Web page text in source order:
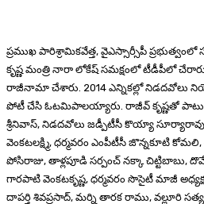
ప్రముఖ పారిశ్రామికవేత్త, వైఎస్సార్సీపీ
కృష్ణ మంత్రి నారా లోకేష్ సమక్షంలో టీడీపీలో
రాజీనామా చేశారు. 2014 ఎన్నికల్లో నిడదవోలు
పోటీ చేసి ఓటమిపాలయ్యారు. రాజీవ్ కృష్ణతో పాటు
శ్రీనివాస్, నిడదవోలు జడ్పీటీసీ కొయ్యా
వెంకటలక్ష్మి, ధర్మవరం ఎంపీటీసీ జొన్నకూటి
పోసిరాజు, తాళ్లపూడి సర్పంచ్ నక్కా చిట్టిబాబు,
గారపాటి వెంకటకృష్ణ, ధర్మవరం సొసైటీ మాజీ
దాపర్తి శివప్రసాద్, మర్ని తారక రాము, వల్లూరి